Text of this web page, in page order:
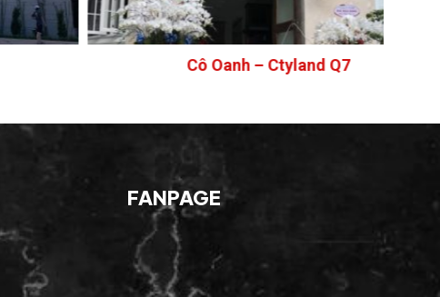
Cô Oanh – Ctyland Q7
FANPAGE